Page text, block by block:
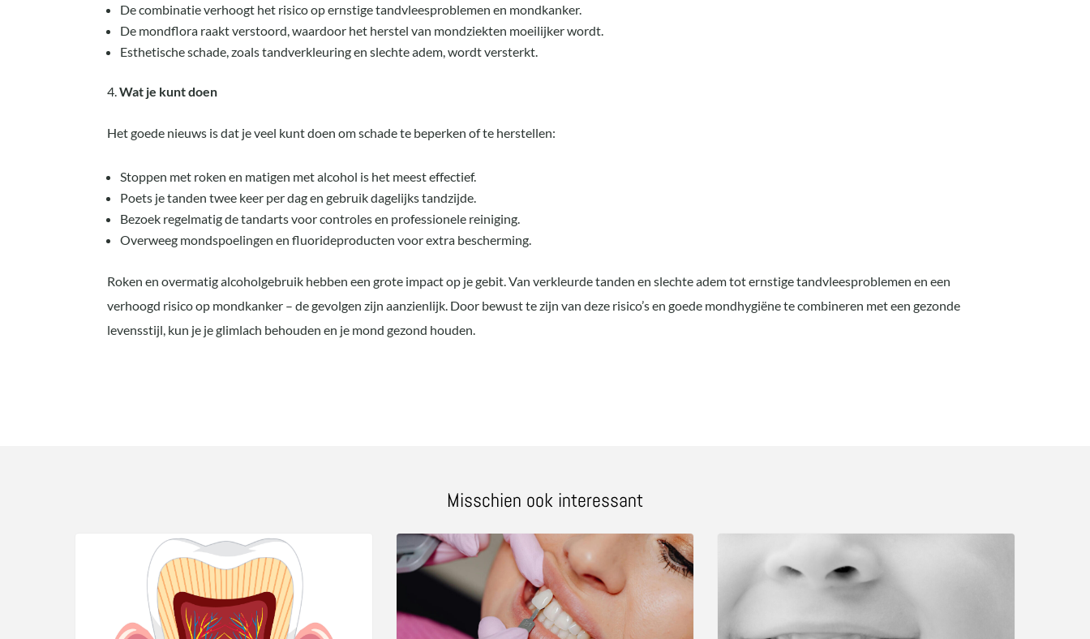
De combinatie verhoogt het risico op ernstige tandvleesproblemen en mondkanker.
De mondflora raakt verstoord, waardoor het herstel van mondziekten moeilijker wordt.
Esthetische schade, zoals tandverkleuring en slechte adem, wordt versterkt.
Wat je kunt doen
Het goede nieuws is dat je veel kunt doen om schade te beperken of te herstellen:
Stoppen met roken en matigen met alcohol is het meest effectief.
Poets je tanden twee keer per dag en gebruik dagelijks tandzijde.
Bezoek regelmatig de tandarts voor controles en professionele reiniging.
Overweeg mondspoelingen en fluorideproducten voor extra bescherming.
Roken en overmatig alcoholgebruik hebben een grote impact op je gebit. Van verkleurde tanden en slechte adem tot ernstige tandvleesproblemen en een
verhoogd risico op mondkanker – de gevolgen zijn aanzienlijk. Door bewust te zijn van deze risico’s en goede mondhygiëne te combineren met een gezonde
levensstijl, kun je je glimlach behouden en je mond gezond houden.
Misschien ook interessant